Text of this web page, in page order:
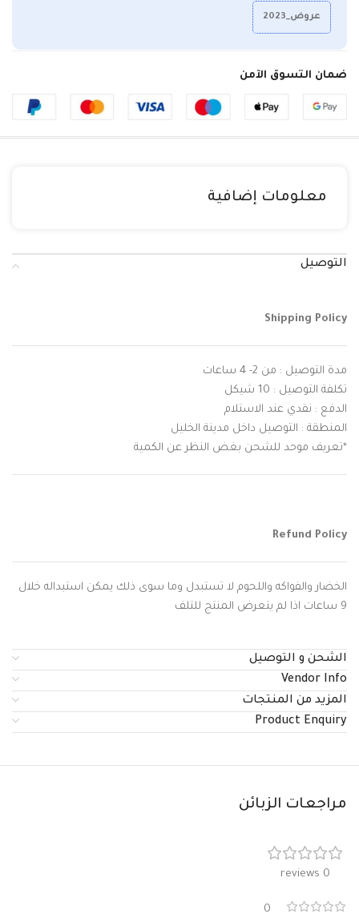
عروض_2023
ضمان التسوق الآمن
معلومات إضافية
التوصيل
Shipping Policy
مدة التوصيل : من 2- 4 ساعات
تكلفة التوصيل : 10 شيكل
الدفع : نقدي عند الاستلام
المنطقة : التوصيل داخل مدينة الخليل
*تعريف موحد للشحن بغض النظر عن الكمية
Refund Policy
الخضار والفواكه واللحوم لا تستبدل وما سوى ذلك يمكن استبداله خلال
9 ساعات اذا لم يتعرض المنتج للتلف
الشحن و التوصيل
Vendor Info
المزيد من المنتجات
Product Enquiry
مراجعات الزبائن
0 reviews
0